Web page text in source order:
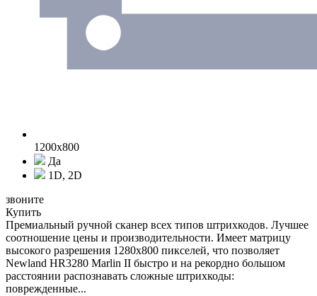
1200x800
Да
1D, 2D
звоните
Купить
Премиальный ручной сканер всех типов штрихкодов. Лучшее
соотношение цены и производительности. Имеет матрицу
высокого разрешения 1280x800 пикселей, что позволяет
Newland HR3280 Marlin II быстро и на рекордно большом
расстоянии распознавать сложные штрихкоды:
поврежденные...